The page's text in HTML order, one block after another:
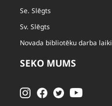
Se. Slēgts
Sv. Slēgts
Novada bibliotēku darba laiki
SEKO MUMS